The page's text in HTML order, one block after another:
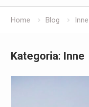
Home Blog Inne
Kategoria: Inne